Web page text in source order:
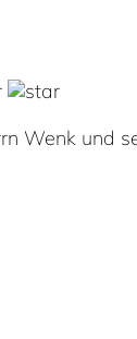
Wenk und